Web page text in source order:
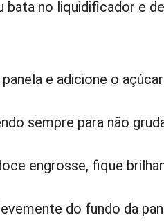
bata no liquidificador e
e adicione o
sempre para não
engrosse, fique
do fundo da